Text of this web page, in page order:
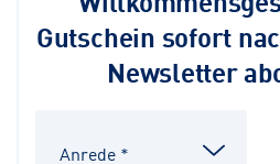
Gutschein sofort
Newsletter